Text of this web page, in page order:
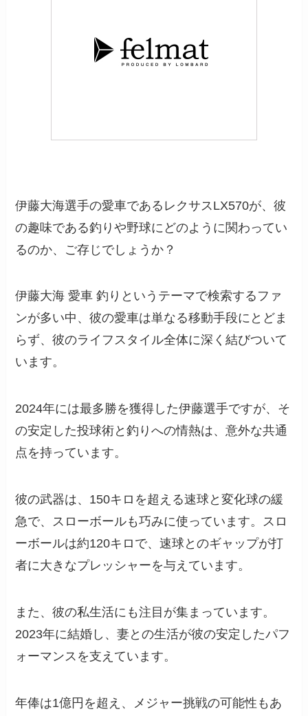
伊藤大海選手の愛車であるレクサスLX570が、彼
の趣味である釣りや野球にどのように関わってい
るのか、ご存じでしょうか？
伊藤大海 愛車 釣りというテーマで検索するファ
ンが多い中、彼の愛車は単なる移動手段にとどま
らず、彼のライフスタイル全体に深く結びついて
います。
2024年には最多勝を獲得した伊藤選手ですが、そ
の安定した投球術と釣りへの情熱は、意外な共通
点を持っています。
彼の武器は、150キロを超える速球と変化球の緩
急で、スローボールも巧みに使っています。スロ
ーボールは約120キロで、速球とのギャップが打
者に大きなプレッシャーを与えています。
また、彼の私生活にも注目が集まっています。
2023年に結婚し、妻との生活が彼の安定したパフ
ォーマンスを支えています。
年俸は1億円を超え、メジャー挑戦の可能性もあ